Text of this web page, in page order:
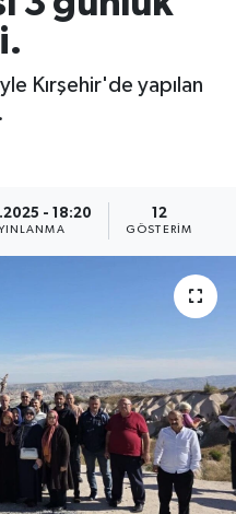
Kırşehir'de yapılan
- 18:20 12
GÖSTERIM
ve Fikstür